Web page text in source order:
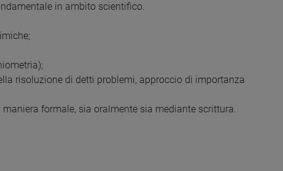
in ambito scientifico.
risoluzione di detti problemi, approccio di importanza
formale, sia oralmente sia mediante scrittura.